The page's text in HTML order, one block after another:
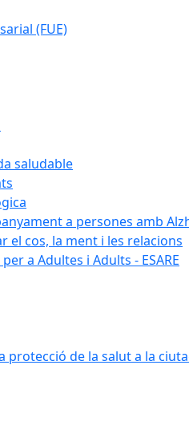
(FUE)
saludable
a persones amb
el cos, la ment i les relacions
a Adultes i Adults - ESARE
protecció de la salut a la